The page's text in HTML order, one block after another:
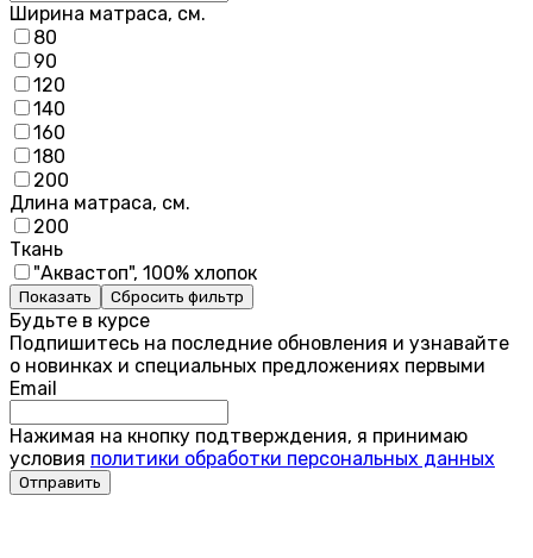
Ширина матраса, см.
80
90
120
140
160
180
200
Длина матраса, см.
200
Ткань
"Аквастоп", 100% хлопок
Показать Сбросить фильтр
Будьте в курсе
Подпишитесь на последние обновления и узнавайте
о новинках и специальных предложениях первыми
Email
Нажимая на кнопку подтверждения, я принимаю
условия политики обработки персональных данных